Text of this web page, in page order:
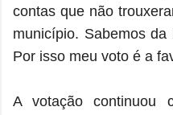
contas que não
município. Sabemos da
Por isso meu voto é a
A votação continuou